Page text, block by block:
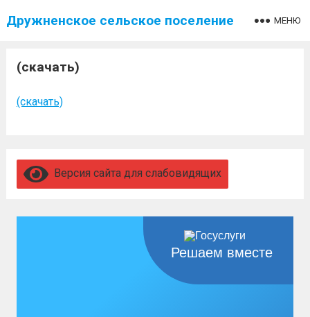
Дружненское сельское поселение МЕНЮ
(скачать)
(скачать)
Версия сайта для слабовидящих
Решаем вместе